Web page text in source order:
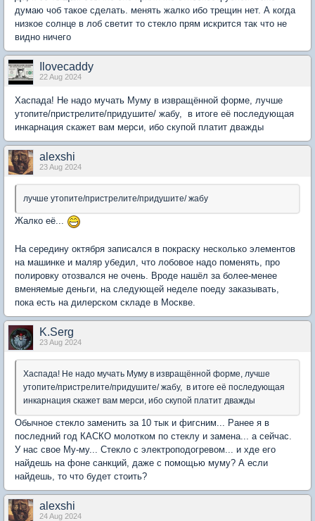
думаю чоб такое сделать. менять жалко ибо трещин нет. А когда
низкое солнце в лоб светит то стекло прям искрится так что не
видно ничего
Ilovecaddy
22 Aug 2024
Хаспада! Не надо мучать Муму в извращённой форме, лучше
утопите/пристрелите/придушите/ жабу, в итоге её последующая
инкарнация скажет вам мерси, ибо скупой платит дважды
alexshi
23 Aug 2024
лучше утопите/пристрелите/придушите/ жабу
Жалко её...
На середину октября записался в покраску несколько элементов
на машинке и маляр убедил, что лобовое надо поменять, про
полировку отозвался не очень. Вроде нашёл за более-менее
вменяемые деньги, на следующей неделе поеду заказывать,
пока есть на дилерском складе в Москве.
K.Serg
23 Aug 2024
Хаспада! Не надо мучать Муму в извращённой форме, лучше
утопите/пристрелите/придушите/ жабу, в итоге её последующая
инкарнация скажет вам мерси, ибо скупой платит дважды
Обычное стекло заменить за 10 тык и фигсним... Ранее я в
последний год КАСКО молотком по стеклу и замена... а сейчас.
У нас свое Му-му... Стекло с электроподогревом... и хде его
найдешь на фоне санкций, даже с помощью муму? А если
найдешь, то что будет стоить?
alexshi
24 Aug 2024